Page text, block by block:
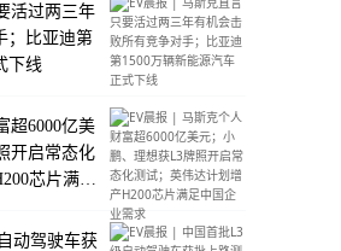
活过两三年
；比亚迪第
下线
超6000亿美
开启常态化
芯片满足
动驾驶车获